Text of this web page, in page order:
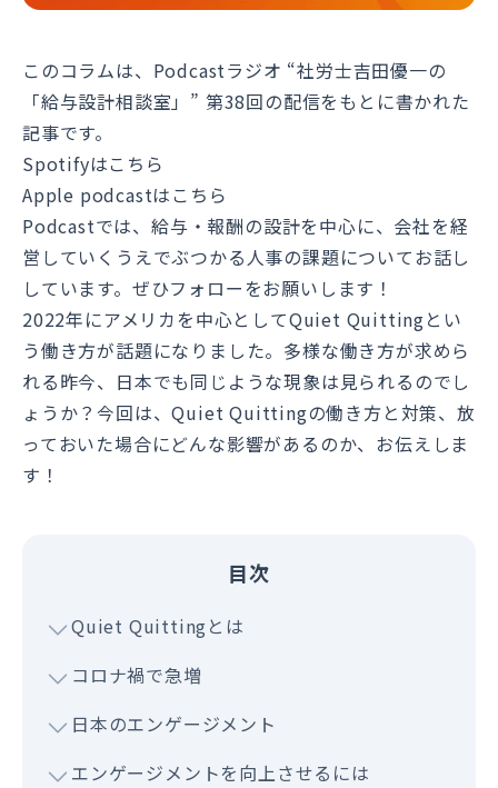
このコラムは、Podcastラジオ “社労士吉田優一の
「給与設計相談室」” 第38回の配信をもとに書かれた
記事です。
Spotifyはこちら
Apple podcastはこちら
Podcastでは、給与・報酬の設計を中心に、会社を経
営していくうえでぶつかる人事の課題についてお話し
しています。ぜひフォローをお願いします！
2022年にアメリカを中心としてQuiet Quittingとい
う働き方が話題になりました。多様な働き方が求めら
れる昨今、日本でも同じような現象は見られるのでし
ょうか？今回は、Quiet Quittingの働き方と対策、放
っておいた場合にどんな影響があるのか、お伝えしま
す！
目次
Quiet Quittingとは
コロナ禍で急増
日本のエンゲージメント
エンゲージメントを向上させるには